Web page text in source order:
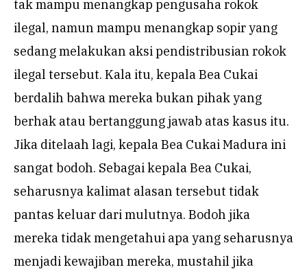
tak mampu menangkap pengusaha rokok
ilegal, namun mampu menangkap sopir yang
sedang melakukan aksi pendistribusian rokok
ilegal tersebut. Kala itu, kepala Bea Cukai
berdalih bahwa mereka bukan pihak yang
berhak atau bertanggung jawab atas kasus itu.
Jika ditelaah lagi, kepala Bea Cukai Madura ini
sangat bodoh. Sebagai kepala Bea Cukai,
seharusnya kalimat alasan tersebut tidak
pantas keluar dari mulutnya. Bodoh jika
mereka tidak mengetahui apa yang seharusnya
menjadi kewajiban mereka, mustahil jika